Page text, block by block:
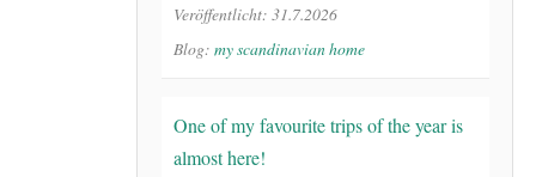
Veröffentlicht: 31.7.2026
Blog: my scandinavian home
One of my favourite trips of the year is
almost here!